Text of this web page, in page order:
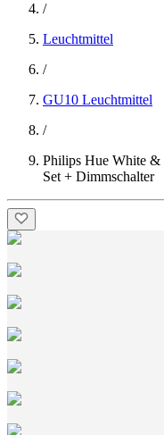
/
Leuchtmittel
/
GU10 Leuchtmittel
/
Philips Hue White &
Set + Dimmschalter